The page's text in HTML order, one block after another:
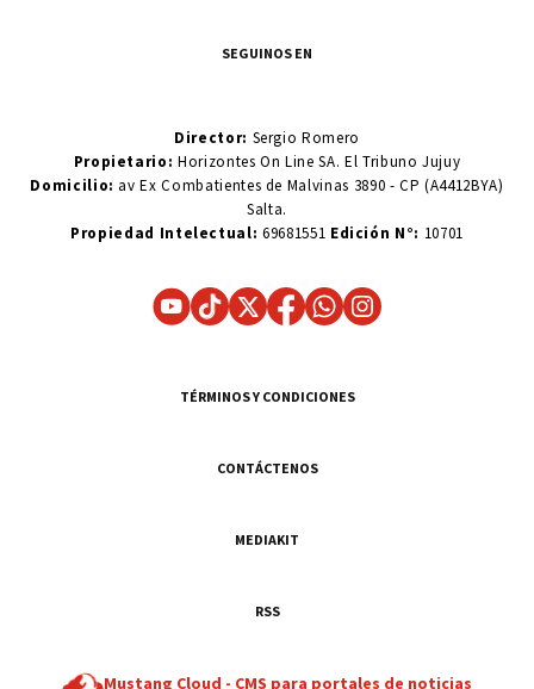
SEGUINOS EN
Director: Sergio Romero
Propietario:Horizontes On Line SA. El Tribuno Jujuy
Domicilio: av Ex Combatientes de Malvinas 3890 - CP (A4412BYA)
Salta.
Propiedad Intelectual: 69681551 Edición N°: 10701
TÉRMINOS Y CONDICIONES
CONTÁCTENOS
MEDIAKIT
RSS
Mustang Cloud - CMS para portales de noticias